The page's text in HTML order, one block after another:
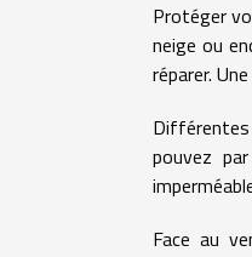
Protéger
neige ou
réparer.
pouvez
Face au